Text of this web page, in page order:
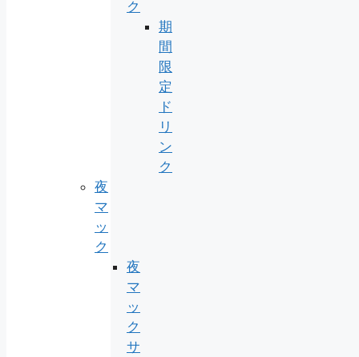
ク
期
間
限
定
ド
リ
ン
ク
夜
マ
ッ
ク
夜
マ
ッ
ク
サ